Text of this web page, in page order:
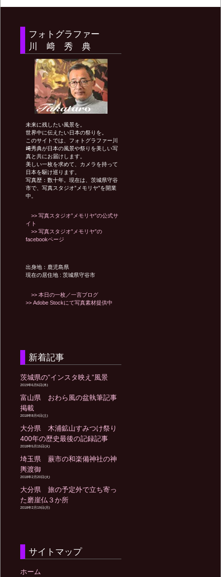
稿
フォトグラファー
川 﨑 秀 典
未来に残したい風景を。
世界中に伝えたい日本の祭りを。
このサイトでは、フォトグラファー川
﨑秀典が日本の風景や祭りを美しい写
真と共にお届けします。
美しい一枚を求めて、カメラを持って
日本を駆け巡ります。
写真歴：数十年。現在は、茨城県守谷
市で、写真スタジオ”メモリヤ”を開業
中。
>> 写真スタジオ”メモリヤ”の公式サ
イト
>> 写真スタジオ”メモリヤ”の
facebookページ
出身地：鹿児島県
現在の居住地 : 茨城県守谷市
>> 本日の一枚／一言ブログ
>> Adobe Stockにて写真素材提供中
新着記事
茨城県の”インスタ映え”風景
2019年6月6日(木)
富山県 おわら風の盆執筆記事
掲載
2018年8月4日(土)
大分県 木浦鉱山すみつけ祭り
400年の歴史最後の記録記事
2018年5月15日(火)
埼玉県 蕨市の和楽備神社の神
輿渡御
2018年2月20日(火)
大分県 旅の予定外で立ち寄っ
た磨崖仏３か所
2018年2月19日(月)
サイトマップ
ホーム